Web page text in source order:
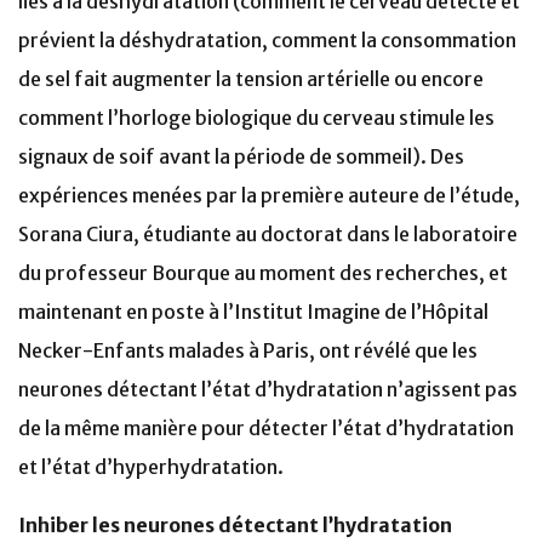
prévient la déshydratation, comment la consommation
de sel fait augmenter la tension artérielle ou encore
comment l’horloge biologique du cerveau stimule les
signaux de soif avant la période de sommeil). Des
expériences menées par la première auteure de l’étude,
Sorana Ciura, étudiante au doctorat dans le laboratoire
du professeur Bourque au moment des recherches, et
maintenant en poste à l’Institut Imagine de l’Hôpital
Necker-Enfants malades à Paris, ont révélé que les
neurones détectant l’état d’hydratation n’agissent pas
de la même manière pour détecter l’état d’hydratation
et l’état d’hyperhydratation.
Inhiber les neurones détectant l’hydratation